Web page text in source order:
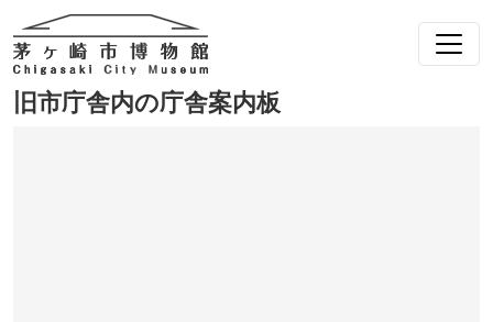
旧市庁舎内の庁舎案内板